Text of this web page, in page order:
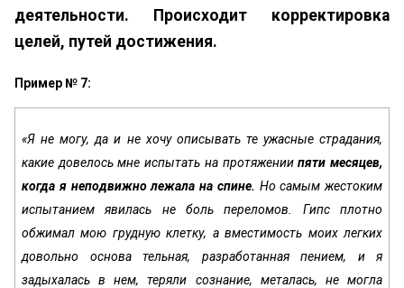
деятельности. Происходит корректировка
целей, путей достижения.
Пример № 7:
«Я не могу, да и не хочу описывать те ужасные страдания,
какие довелось мне испытать на протяжениипяти месяцев,
ко­гда я неподвижно лежала на спине. Но самым жестоким
испы­танием явилась не боль переломов. Гипс плотно
обжимал мою грудную клетку, а вместимость моих легких
довольно основа тельная, разработанная пением, и я
задыхалась в нем, теряли сознание, металась, не могла